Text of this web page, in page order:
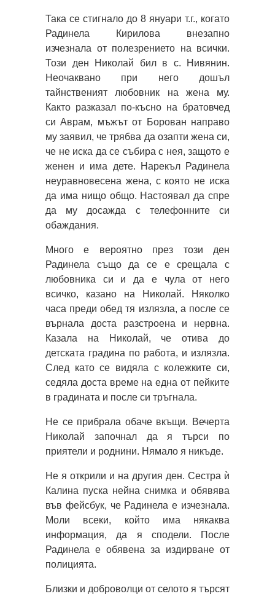
Така се стигнало до 8 януари т.г., когато
Радинела Кирилова внезапно
изчезнала от полезрението на всички.
Този ден Николай бил в с. Нивянин.
Неочаквано при него дошъл
тайнственият любовник на жена му.
Както разказал по-късно на братовчед
си Аврам, мъжът от Борован направо
му заявил, че трябва да озапти жена си,
че не иска да се събира с нея, защото е
женен и има дете. Нарекъл Радинела
неуравновесена жена, с която не иска
да има нищо общо. Настоявал да спре
да му досажда с телефонните си
обаждания.
Много е вероятно през този ден
Радинела също да се е срещала с
любовника си и да е чула от него
всичко, казано на Николай. Няколко
часа преди обед тя излязла, а после се
върнала доста разстроена и нервна.
Казала на Николай, че отива до
детската градина по работа, и излязла.
След като се видяла с колежките си,
седяла доста време на една от пейките
в градината и после си тръгнала.
Не се прибрала обаче вкъщи. Вечерта
Николай започнал да я търси по
приятели и роднини. Нямало я никъде.
Не я открили и на другия ден. Сестра ѝ
Калина пуска нейна снимка и обявява
във фейсбук, че Радинела е изчезнала.
Моли всеки, който има някаква
информация, да я сподели. После
Радинела е обявена за издирване от
полицията.
Близки и доброволци от селото я търсят